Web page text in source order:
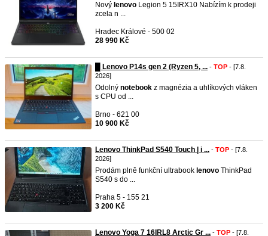
Nový lenovo Legion 5 15IRX10 Nabízím k prodeji
zcela n ...
Hradec Králové - 500 02
28 990 Kč
█ Lenovo P14s gen 2 (Ryzen 5, ... - TOP - [7.8.
2026]
Odolný notebook z magnézia a uhlíkových vláken
s CPU od ...
Brno - 621 00
10 900 Kč
Lenovo ThinkPad S540 Touch | i ... - TOP - [7.8.
2026]
Prodám plně funkční ultrabook lenovo ThinkPad
S540 s do ...
Praha 5 - 155 21
3 200 Kč
Lenovo Yoga 7 16IRL8 Arctic Gr ... - TOP - [7.8.